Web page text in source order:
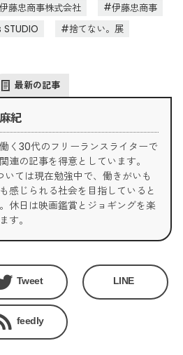
伊藤忠商事株式会社
伊藤忠商事
STUDIO
捨てない。展
最新の記事
紀
く30代のフリーランスライターで
連の記事を得意としています。
いては現在勉強中で、働きがいも
感じられる社会を目指していると
休日は映画鑑賞とジョギングを楽
す。
Tweet LINE
feedly